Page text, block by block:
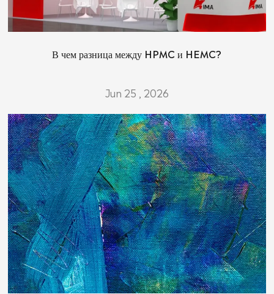
В чем разница между HPMC и HEMC?
Jun 25 , 2026